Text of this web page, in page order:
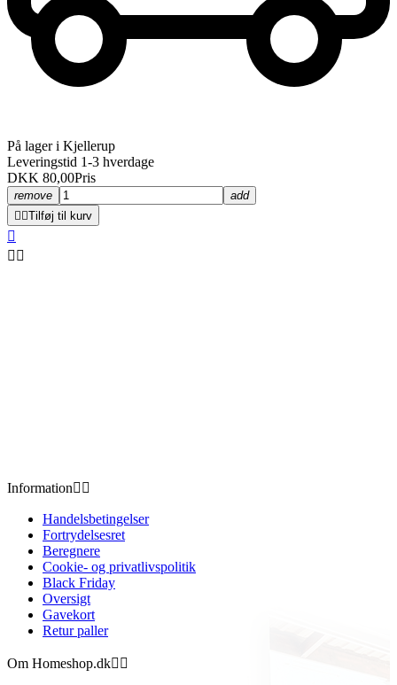
På lager i Kjellerup
Leveringstid 1-3 hverdage
DKK 80,00Pris
remove
add
Tilføj til kurv

 
Information 
Handelsbetingelser
Fortrydelsesret
Beregnere
Cookie- og privatlivspolitik
Black Friday
Oversigt
Gavekort
Retur paller
Om Homeshop.dk 